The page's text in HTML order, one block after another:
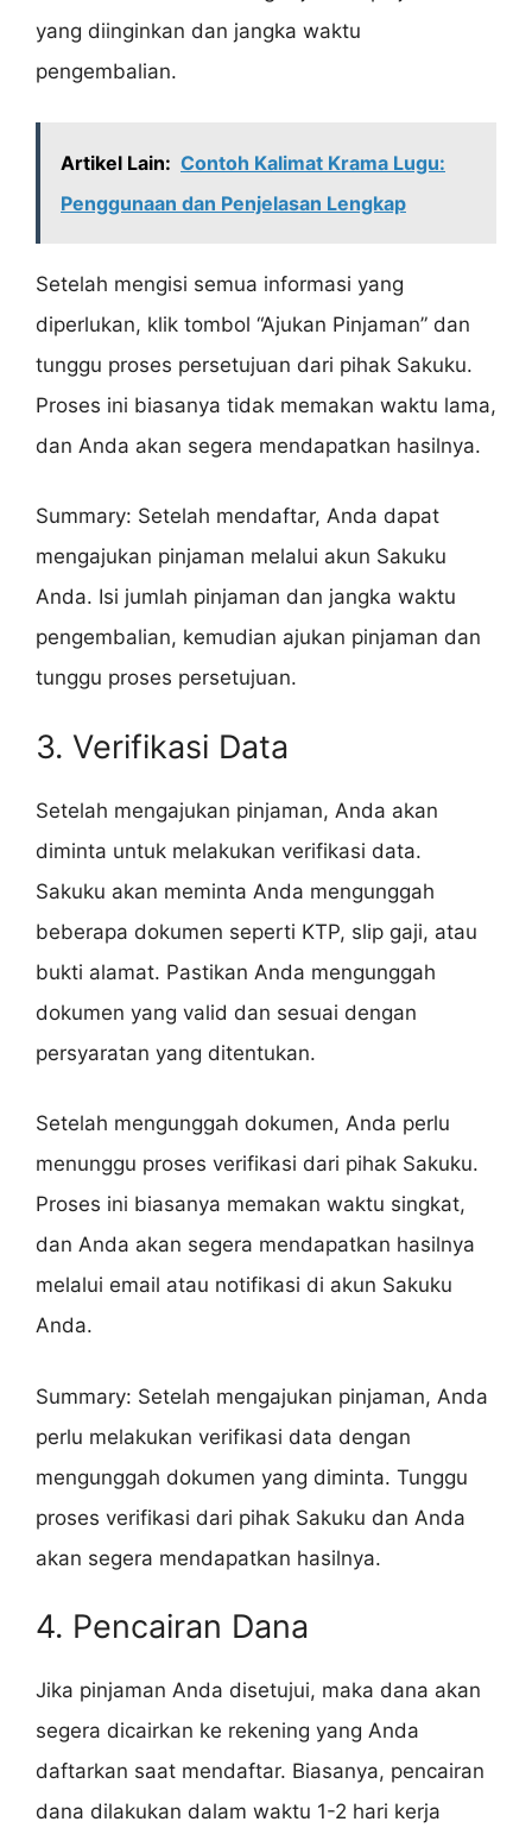
yang diinginkan dan jangka waktu
pengembalian.
Artikel Lain: Contoh Kalimat Krama Lugu:
Penggunaan dan Penjelasan Lengkap
Setelah mengisi semua informasi yang
diperlukan, klik tombol “Ajukan Pinjaman” dan
tunggu proses persetujuan dari pihak Sakuku.
Proses ini biasanya tidak memakan waktu lama,
dan Anda akan segera mendapatkan hasilnya.
Summary: Setelah mendaftar, Anda dapat
mengajukan pinjaman melalui akun Sakuku
Anda. Isi jumlah pinjaman dan jangka waktu
pengembalian, kemudian ajukan pinjaman dan
tunggu proses persetujuan.
3. Verifikasi Data
Setelah mengajukan pinjaman, Anda akan
diminta untuk melakukan verifikasi data.
Sakuku akan meminta Anda mengunggah
beberapa dokumen seperti KTP, slip gaji, atau
bukti alamat. Pastikan Anda mengunggah
dokumen yang valid dan sesuai dengan
persyaratan yang ditentukan.
Setelah mengunggah dokumen, Anda perlu
menunggu proses verifikasi dari pihak Sakuku.
Proses ini biasanya memakan waktu singkat,
dan Anda akan segera mendapatkan hasilnya
melalui email atau notifikasi di akun Sakuku
Anda.
Summary: Setelah mengajukan pinjaman, Anda
perlu melakukan verifikasi data dengan
mengunggah dokumen yang diminta. Tunggu
proses verifikasi dari pihak Sakuku dan Anda
akan segera mendapatkan hasilnya.
4. Pencairan Dana
Jika pinjaman Anda disetujui, maka dana akan
segera dicairkan ke rekening yang Anda
daftarkan saat mendaftar. Biasanya, pencairan
dana dilakukan dalam waktu 1-2 hari kerja